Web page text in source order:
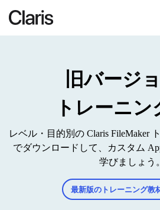
旧バージ
トレーニン
レベル・目的別の Claris FileMaker
でダウンロードして、カスタム
学びましょう。
最新版のトレーニング教